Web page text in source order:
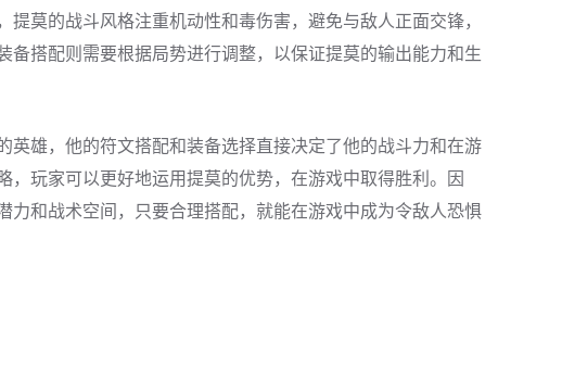
莫的战斗风格注重机动性和毒伤害，避免与敌人正面交锋，
备搭配则需要根据局势进行调整，以保证提莫的输出能力和生
英雄，他的符文搭配和装备选择直接决定了他的战斗力和在游
，玩家可以更好地运用提莫的优势，在游戏中取得胜利。因
力和战术空间，只要合理搭配，就能在游戏中成为令敌人恐惧